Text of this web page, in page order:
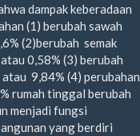
dampak keberadaan
(1) berubah sawah
(2)berubah semak
0,58% (3) berubah
9,84% (4) perubahan
rumah tinggal berubah
menjadi fungsi
yang berdiri